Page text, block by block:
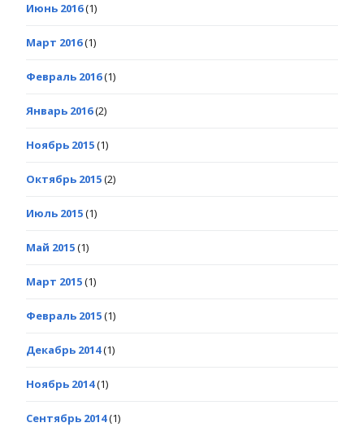
Июнь 2016(1)
Март 2016(1)
Февраль 2016(1)
Январь 2016(2)
Ноябрь 2015(1)
Октябрь 2015(2)
Июль 2015(1)
Май 2015(1)
Март 2015(1)
Февраль 2015(1)
Декабрь 2014(1)
Ноябрь 2014(1)
Сентябрь 2014(1)